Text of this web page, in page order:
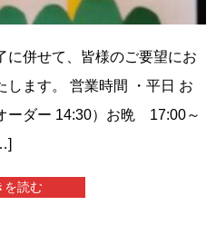
に併せて、皆様のご要望にお
します。 営業時間 ・平日 お
ダー 14:30）お晩 17:00～
を読む